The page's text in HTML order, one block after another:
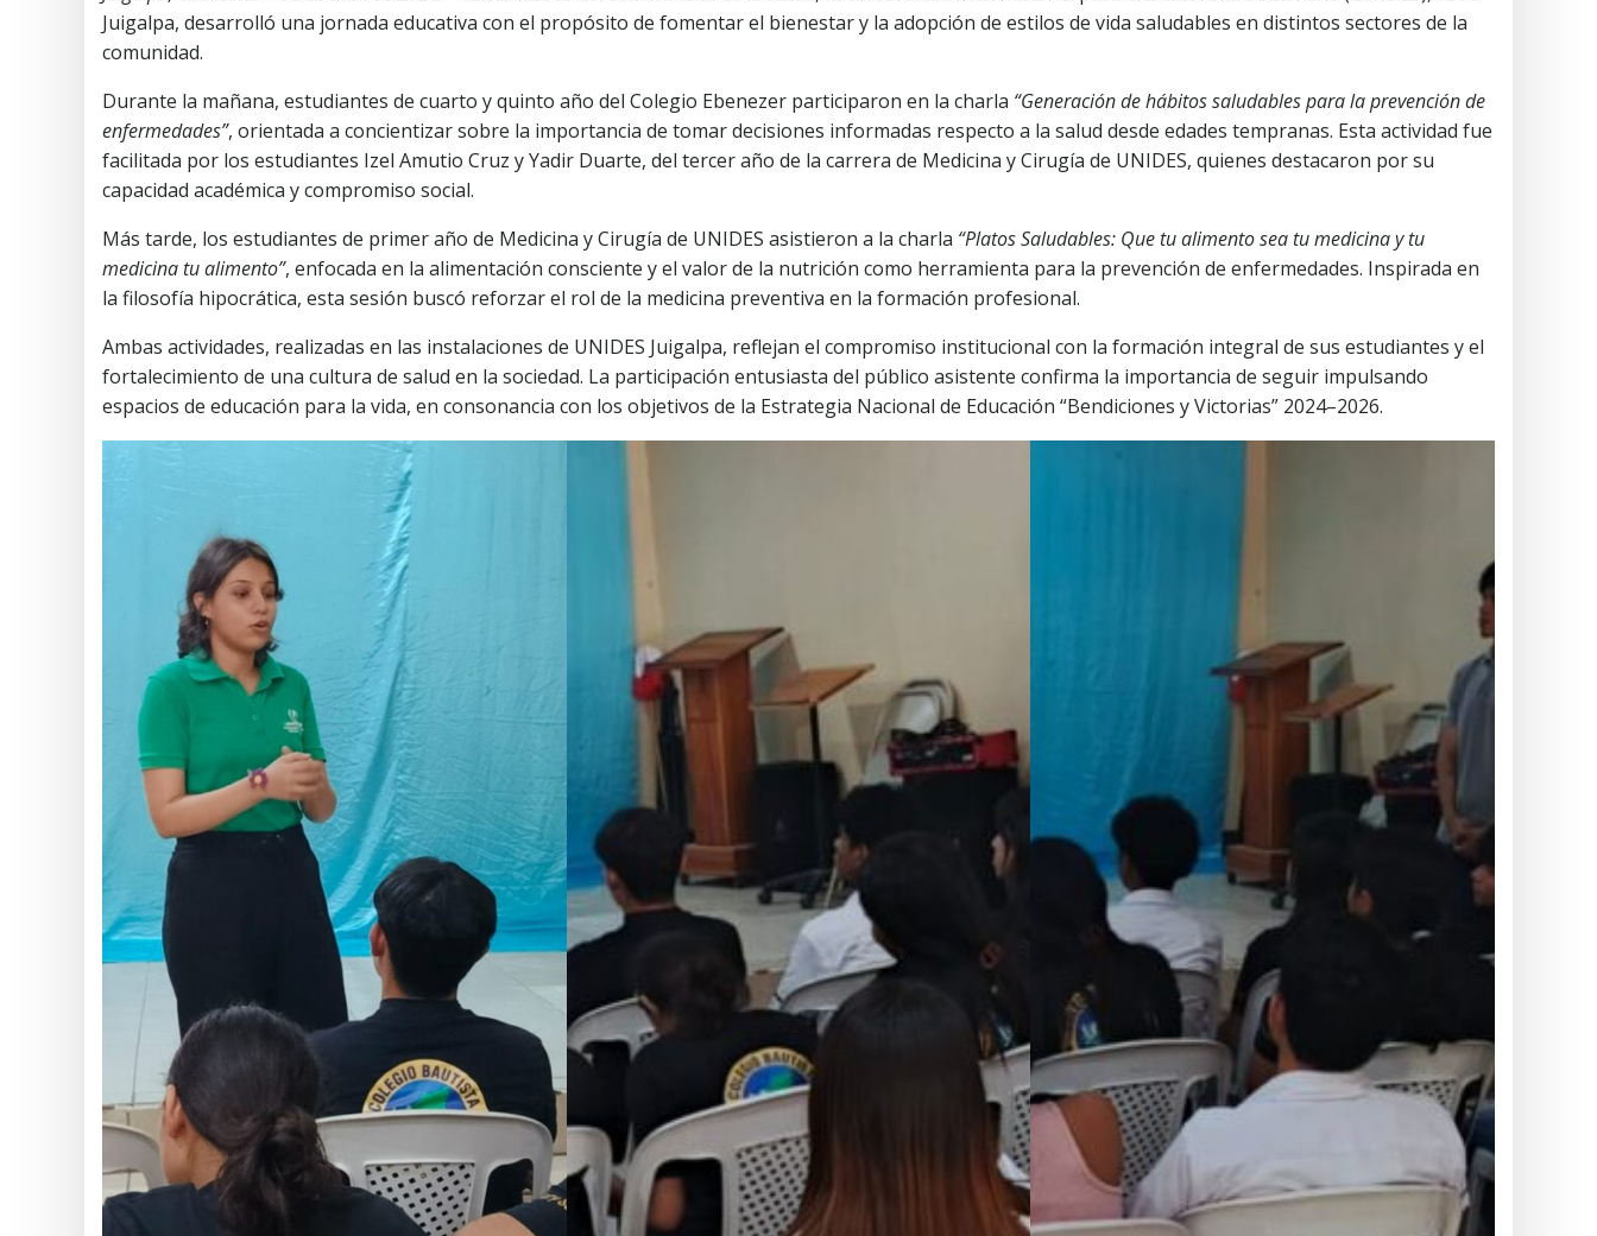
Juigalpa, desarrolló una jornada educativa con el propósito de fomentar el bienestar y la adopción de estilos de vida saludables en distintos sectores de la
comunidad.
Durante la mañana, estudiantes de cuarto y quinto año del Colegio Ebenezer participaron en la charla “Generación de hábitos saludables para la prevención de
enfermedades”, orientada a concientizar sobre la importancia de tomar decisiones informadas respecto a la salud desde edades tempranas. Esta actividad fue
facilitada por los estudiantes Izel Amutio Cruz y Yadir Duarte, del tercer año de la carrera de Medicina y Cirugía de UNIDES, quienes destacaron por su
capacidad académica y compromiso social.
Más tarde, los estudiantes de primer año de Medicina y Cirugía de UNIDES asistieron a la charla “Platos Saludables: Que tu alimento sea tu medicina y tu
medicina tu alimento”, enfocada en la alimentación consciente y el valor de la nutrición como herramienta para la prevención de enfermedades. Inspirada en
la filosofía hipocrática, esta sesión buscó reforzar el rol de la medicina preventiva en la formación profesional.
Ambas actividades, realizadas en las instalaciones de UNIDES Juigalpa, reflejan el compromiso institucional con la formación integral de sus estudiantes y el
fortalecimiento de una cultura de salud en la sociedad. La participación entusiasta del público asistente confirma la importancia de seguir impulsando
espacios de educación para la vida, en consonancia con los objetivos de la Estrategia Nacional de Educación “Bendiciones y Victorias” 2024–2026.